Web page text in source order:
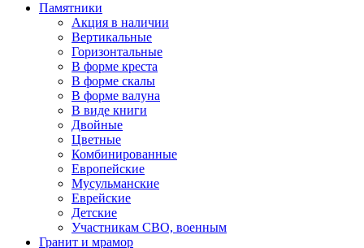
Памятники
Акция в наличии
Вертикальные
Горизонтальные
В форме креста
В форме скалы
В форме валуна
В виде книги
Двойные
Цветные
Комбинированные
Европейские
Мусульманские
Еврейские
Детские
Участникам СВО, военным
Гранит и мрамор